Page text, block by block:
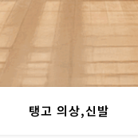
탱고 의상,신발